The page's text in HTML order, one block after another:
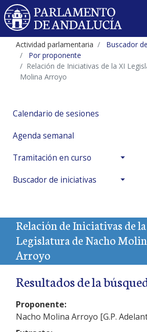
Actividad parlamentaria
Buscador
Por proponente
Relación de Iniciativas de la XI
Molina Arroyo
Calendario de sesiones
Agenda semanal
Tramitación en curso
Buscador de iniciativas
Relación de Iniciativas de
Legislatura de Nacho
Arroyo
Resultados de la
Proponente:
Nacho Molina Arroyo [G.P.